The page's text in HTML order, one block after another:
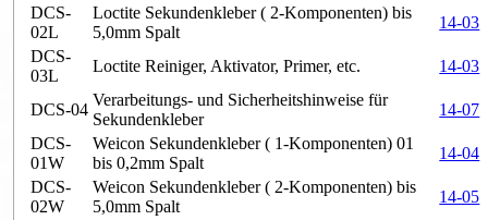
DCS-
02L
Loctite Sekundenkleber ( 2-Komponenten) bis
5,0mm Spalt
14-03
DCS-
03L
Loctite Reiniger, Aktivator, Primer, etc. 14-03
DCS-04
Verarbeitungs- und Sicherheitshinweise für
Sekundenkleber
14-07
DCS-
01W
Weicon Sekundenkleber ( 1-Komponenten) 01
bis 0,2mm Spalt
14-04
DCS-
02W
Weicon Sekundenkleber ( 2-Komponenten) bis
5,0mm Spalt
14-05